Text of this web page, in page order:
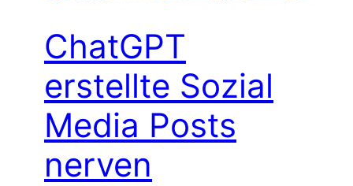
ChatGPT
erstellte Sozial
Media Posts
nerven